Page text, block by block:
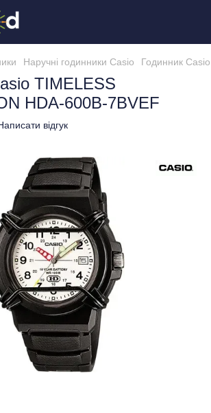
Наручні годинники Casio Годинник
TIMELESS
HDA-600B-7BVEF
відгук